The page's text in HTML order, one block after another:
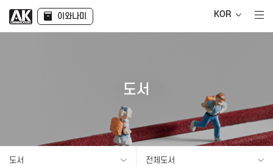
이와나미 KOR
도서
도서 전체도서